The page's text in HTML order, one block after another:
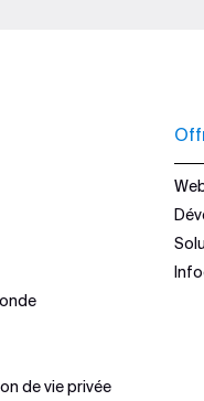
de vie privée